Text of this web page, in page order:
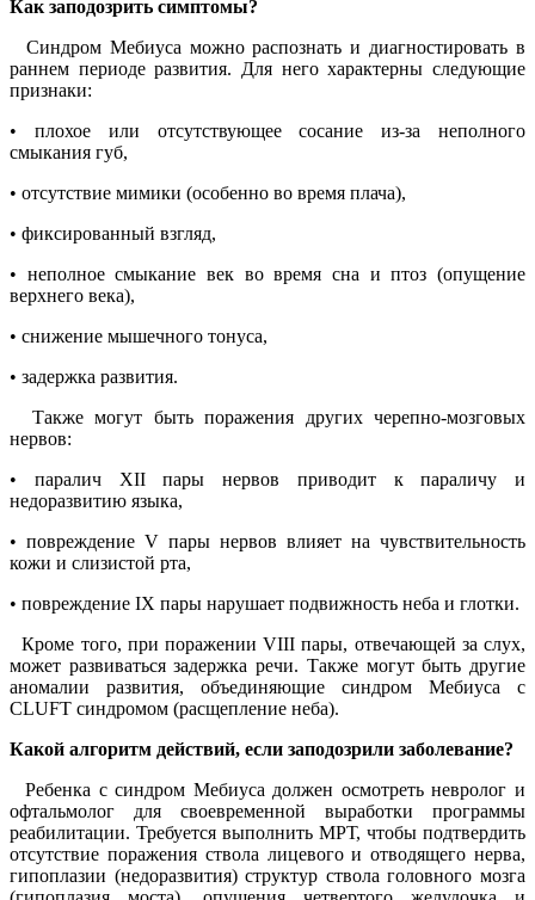
Как заподозрить симптомы?
Синдром Мебиуса можно распознать и диагностировать в
раннем периоде развития. Для него характерны следующие
признаки:
• плохое или отсутствующее сосание из-за неполного
смыкания губ,
• отсутствие мимики (особенно во время плача),
• фиксированный взгляд,
• неполное смыкание век во время сна и птоз (опущение
верхнего века),
• снижение мышечного тонуса,
• задержка развития.
Также могут быть поражения других черепно-мозговых
нервов:
• паралич XII пары нервов приводит к параличу и
недоразвитию языка,
• повреждение V пары нервов влияет на чувствительность
кожи и слизистой рта,
• повреждение IX пары нарушает подвижность неба и глотки.
Кроме того, при поражении VIII пары, отвечающей за слух,
может развиваться задержка речи. Также могут быть другие
аномалии развития, объединяющие синдром Мебиуса с
CLUFT синдромом (расщепление неба).
Какой алгоритм действий, если заподозрили заболевание?
Ребенка с синдром Мебиуса должен осмотреть невролог и
офтальмолог для своевременной выработки программы
реабилитации. Требуется выполнить МРТ, чтобы подтвердить
отсутствие поражения ствола лицевого и отводящего нерва,
гипоплазии (недоразвития) структур ствола головного мозга